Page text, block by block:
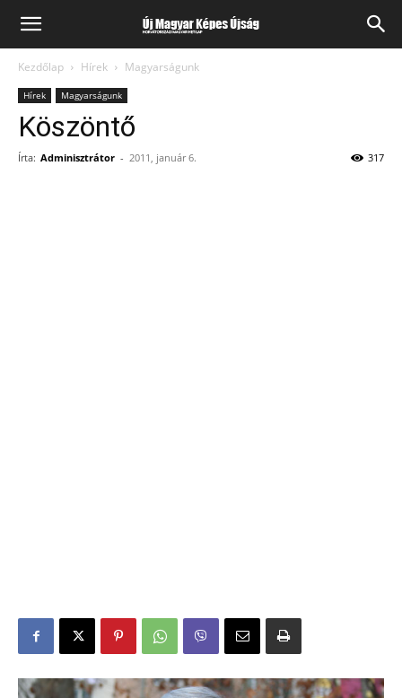
Kezdőlap Hírek Magyarságunk
Hírek Magyarságunk
Köszöntő
Írta: Adminisztrátor - 2011, január 6. 317